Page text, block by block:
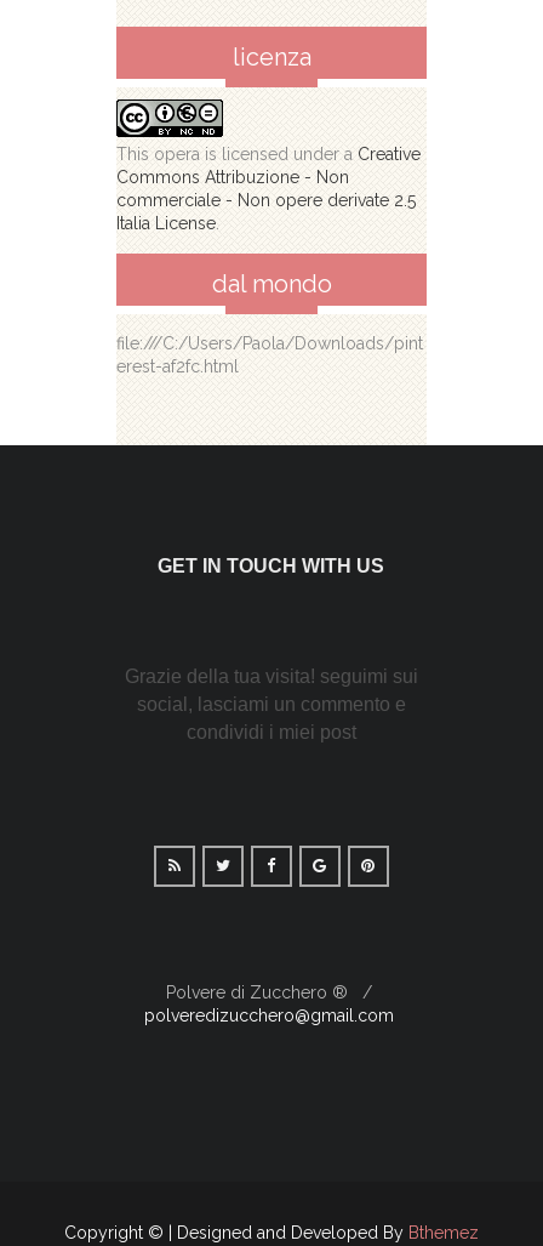
licenza
This opera is licensed under a Creative
Commons Attribuzione - Non
commerciale - Non opere derivate 2.5
Italia License
dal mondo
file:///C:/Users/Paola/Downloads/pint
erest-af2fc.html
GET IN TOUCH WITH US
Grazie della tua visita! seguimi sui
social, lasciami un commento e
condividi i miei post
Polvere di Zucchero ®
polveredizucchero@gmail.com
Copyright © | Designed and Developed By Bthemez